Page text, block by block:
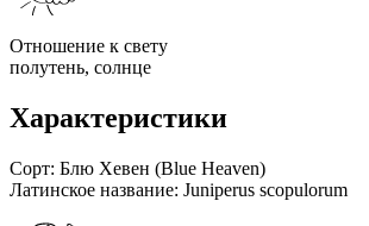
Отношение к свету
полутень, солнце
Характеристики
Сорт: Блю Хевен (Blue Heaven)
Латинское название: Juniperus scopulorum